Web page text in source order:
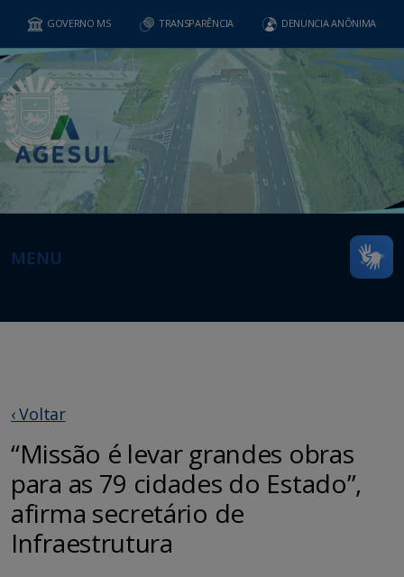
GOVERNO MS TRANSPARÊNCIA DENUNCIA ANÔNIMA
MENU
‹ Voltar
“Missão é levar grandes obras
para as 79 cidades do Estado”,
afirma secretário de
Infraestrutura